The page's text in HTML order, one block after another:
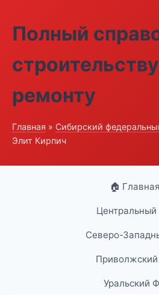
Полный
ремонту
Главная » Сибирский
Элит Кирпич
🏠 Главная
Северо-
Уральский